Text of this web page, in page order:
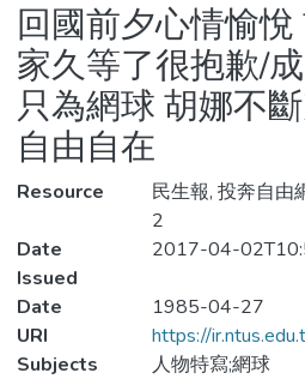
Statistics
回國前夕心情愉
家久等了很抱歉/
只為網球 胡娜不
自由自在
Resource
民生報, 投奔自由
2
Date
Issued
2017-04-
Date
1985-04-27
URI
https://
Subjects
人物特寫;網球